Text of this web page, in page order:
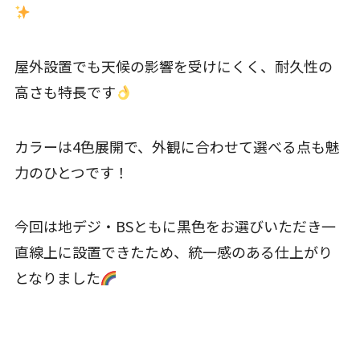
屋外設置でも天候の影響を受けにくく、耐久性の
高さも特長です
カラーは4色展開で、外観に合わせて選べる点も魅
力のひとつです！
今回は地デジ・BSともに黒色をお選びいただき一
直線上に設置できたため、統一感のある仕上がり
となりました